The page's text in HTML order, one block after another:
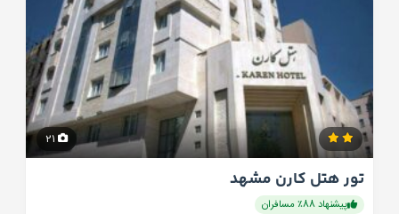
تور هتل کارن مشهد
پیشنهاد 88٪ مسافران